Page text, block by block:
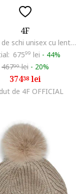
4F
Ochelari de schi unisex cu lentile multicolore, filtrul S3, granat, MT (ONE SIZE)
67599 lei - 44%
46799lei - 20%
37438lei
de 4F OFFICIAL